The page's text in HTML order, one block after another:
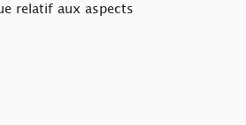
relatif aux aspects